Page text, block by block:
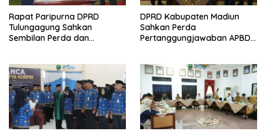
Rapat Paripurna DPRD
Tulungagung Sahkan
Sembilan Perda dan
DPRD Kabupaten Madiun
Sahkan Perda
Pertanggungjawaban APBD